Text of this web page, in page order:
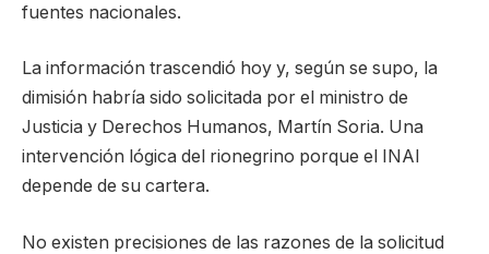
fuentes nacionales.
La información trascendió hoy y, según se supo, la
dimisión habría sido solicitada por el ministro de
Justicia y Derechos Humanos, Martín Soria. Una
intervención lógica del rionegrino porque el INAI
depende de su cartera.
No existen precisiones de las razones de la solicitud